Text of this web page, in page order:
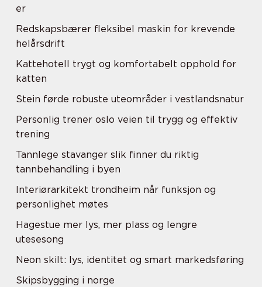
er
Redskapsbærer fleksibel maskin for krevende
helårsdrift
Kattehotell trygt og komfortabelt opphold for
katten
Stein førde robuste uteområder i vestlandsnatur
Personlig trener oslo veien til trygg og effektiv
trening
Tannlege stavanger slik finner du riktig
tannbehandling i byen
Interiørarkitekt trondheim når funksjon og
personlighet møtes
Hagestue mer lys, mer plass og lengre
utesesong
Neon skilt: lys, identitet og smart markedsføring
Skipsbygging i norge